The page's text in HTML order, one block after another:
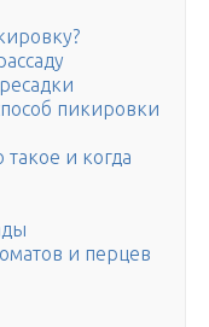
пикировки
такое и когда
и перцев